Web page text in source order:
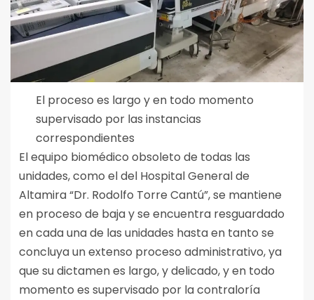
El proceso es largo y en todo momento
supervisado por las instancias
correspondientes
El equipo biomédico obsoleto de todas las
unidades, como el del Hospital General de
Altamira “Dr. Rodolfo Torre Cantú”, se mantiene
en proceso de baja y se encuentra resguardado
en cada una de las unidades hasta en tanto se
concluya un extenso proceso administrativo, ya
que su dictamen es largo, y delicado, y en todo
momento es supervisado por la contraloría